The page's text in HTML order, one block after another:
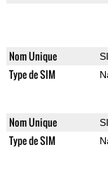
Nom Unique
Type de SIM
Nom Unique
Type de SIM